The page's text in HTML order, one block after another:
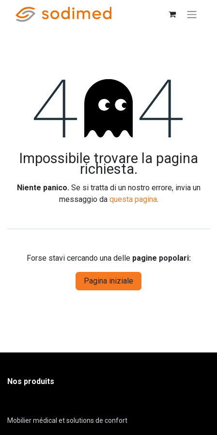
Errore 404
Impossibile trovare la pagina
richiesta.
Niente panico. Se si tratta di un nostro errore, invia un
messaggio da questa pagina.
Forse stavi cercando una delle pagine popolari:
Pagina iniziale
Nos produits
Mobilier médical et solutions de confort